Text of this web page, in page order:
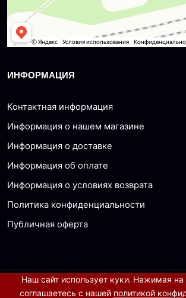
Наш сайт использует куки. Нажимая на
соглашаетесь с нашей политикой
ИНФОРМАЦИЯ
Контактная информация
Информация о нашем магазине
Информация о доставке
Информация об оплате
Информация о условиях возврата
Политика конфиденциальности
Публичная оферта
© 2026 все права